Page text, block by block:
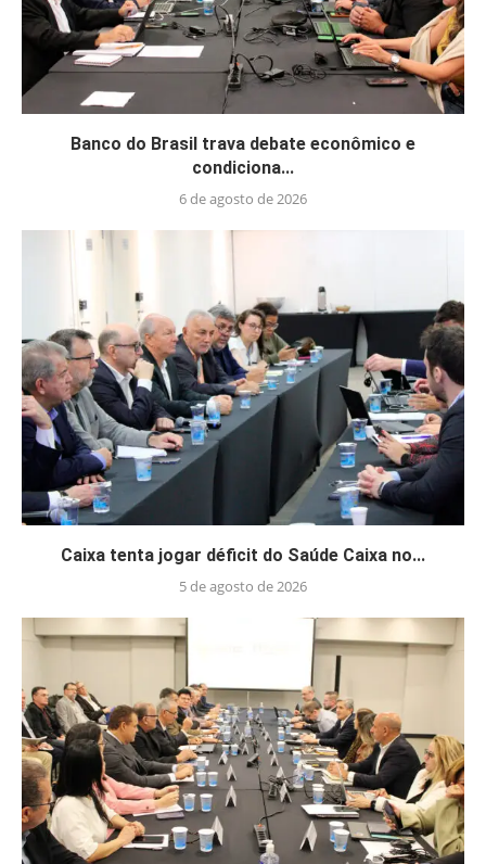
Banco do Brasil trava debate econômico e
condiciona...
6 de agosto de 2026
Caixa tenta jogar déficit do Saúde Caixa no...
5 de agosto de 2026